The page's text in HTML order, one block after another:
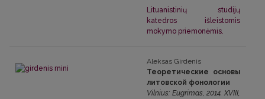
Lituanistinių studijų
katedros išleistomis
mokymo priemonėmis.
Aleksas Girdenis
Теоретические основы
литовской фонологии
Vilnius: Eugrimas, 2014. XVIII,